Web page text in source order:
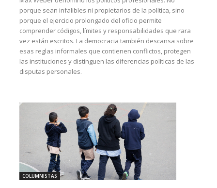
porque sean infalibles ni propietarios de la política, sino
porque el ejercicio prolongado del oficio permite
comprender códigos, límites y responsabilidades que rara
vez están escritos. La democracia también descansa sobre
esas reglas informales que contienen conflictos, protegen
las instituciones y distinguen las diferencias políticas de las
disputas personales.
COLUMNISTAS